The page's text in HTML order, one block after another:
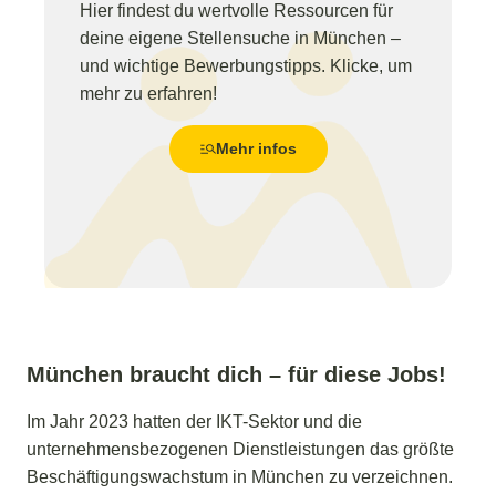
Hier findest du wertvolle Ressourcen für
deine eigene Stellensuche in München –
und wichtige Bewerbungstipps. Klicke, um
mehr zu erfahren!
Mehr infos
München braucht dich – für diese Jobs!
Im Jahr 2023 hatten der IKT-Sektor und die
unternehmensbezogenen Dienstleistungen das größte
Beschäftigungswachstum in München zu verzeichnen.